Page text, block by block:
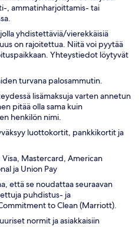
, ammatinharjoittamis- tai
yhdistettäviä/vierekkäisiä
on rajoitettua. Niitä voi pyytää
Yhteystiedot löytyvät
turvana palosammutin.
lisämaksuja varten annetun
pitää olla sama kuin
henkilön nimi.
luottokortit, pankkikortit ja
Mastercard, American
ja Union Pay
että se noudattaa seuraavan
puhdistus- ja
to Clean (Marriott).
normit ja asiakkaisiin